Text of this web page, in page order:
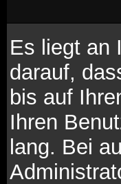
Es liegt an
darauf,
bis auf
Ihren
lang. Bei